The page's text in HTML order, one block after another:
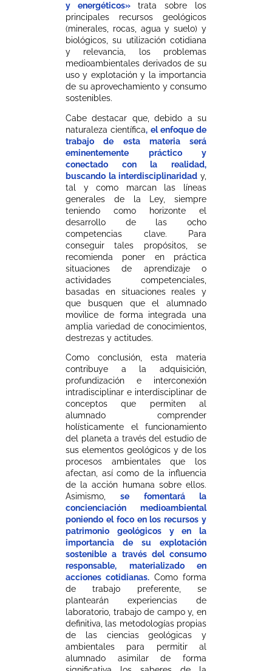
y energéticos» trata sobre los
principales recursos geológicos
(minerales, rocas, agua y suelo) y
biológicos, su utilización cotidiana
y relevancia, los problemas
medioambientales derivados de su
uso y explotación y la importancia
de su aprovechamiento y consumo
sostenibles.
Cabe destacar que, debido a su
naturaleza científica, el enfoque de
trabajo de esta materia será
eminentemente práctico y
conectado con la realidad,
buscando la interdisciplinaridad y,
tal y como marcan las líneas
generales de la Ley, siempre
teniendo como horizonte el
desarrollo de las ocho
competencias clave. Para
conseguir tales propósitos, se
recomienda poner en práctica
situaciones de aprendizaje o
actividades competenciales,
basadas en situaciones reales y
que busquen que el alumnado
movilice de forma integrada una
amplia variedad de conocimientos,
destrezas y actitudes.
Como conclusión, esta materia
contribuye a la adquisición,
profundización e interconexión
intradisciplinar e interdisciplinar de
conceptos que permiten al
alumnado comprender
holísticamente el funcionamiento
del planeta a través del estudio de
sus elementos geológicos y de los
procesos ambientales que los
afectan, así como de la influencia
de la acción humana sobre ellos.
Asimismo,se fomentará la
concienciación medioambiental
poniendo el foco en los recursos y
patrimonio geológicos y en la
importancia de su explotación
sostenible a través del consumo
responsable, materializado en
acciones cotidianas. Como forma
de trabajo preferente, se
plantearán experiencias de
laboratorio, trabajo de campo y, en
definitiva, las metodologías propias
de las ciencias geológicas y
ambientales para permitir al
alumnado asimilar de forma